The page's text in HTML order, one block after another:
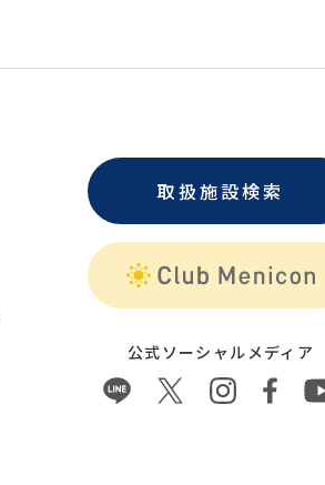
取扱施設検索
公式ソーシャルメディア